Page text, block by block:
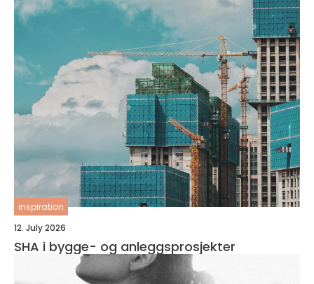
inspiration
12. July 2026
SHA i bygge- og anleggsprosjekter